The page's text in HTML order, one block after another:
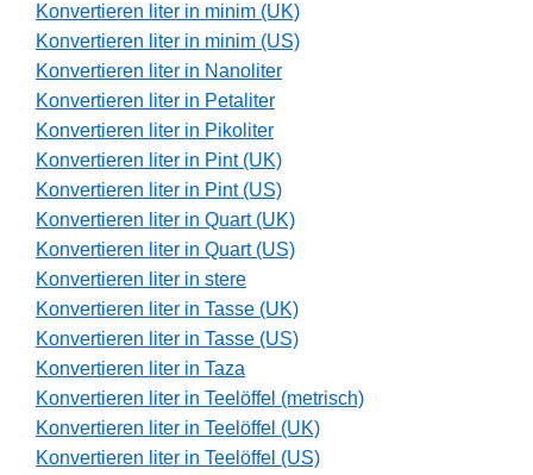
Konvertieren liter in minim (UK)
Konvertieren liter in minim (US)
Konvertieren liter in Nanoliter
Konvertieren liter in Petaliter
Konvertieren liter in Pikoliter
Konvertieren liter in Pint (UK)
Konvertieren liter in Pint (US)
Konvertieren liter in Quart (UK)
Konvertieren liter in Quart (US)
Konvertieren liter in stere
Konvertieren liter in Tasse (UK)
Konvertieren liter in Tasse (US)
Konvertieren liter in Taza
Konvertieren liter in Teelöffel (metrisch)
Konvertieren liter in Teelöffel (UK)
Konvertieren liter in Teelöffel (US)